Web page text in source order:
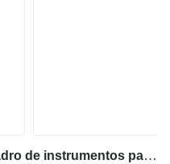
Liebherr teclado 9006357 cuadro de instrumentos para Liebherr R924 C / R954C / R934C / R944 C excavadora